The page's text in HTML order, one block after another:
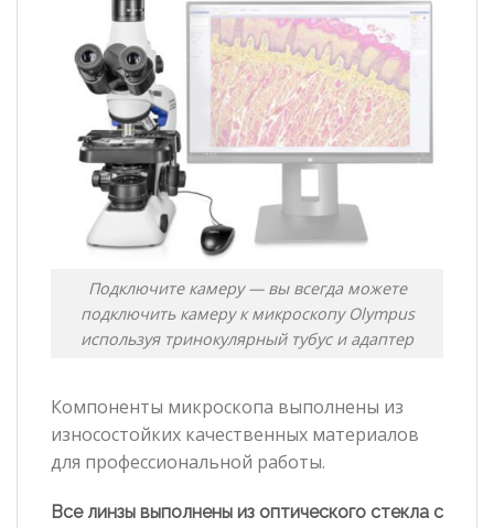
Подключите камеру — вы всегда можете
подключить камеру к микроскопу Olympus
используя тринокулярный тубус и адаптер
Компоненты микроскопа выполнены из
износостойких качественных материалов
для профессиональной работы.
Все линзы выполнены из оптического стекла с